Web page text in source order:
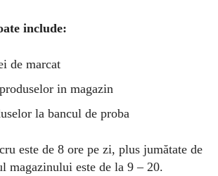
include:
de marcat
in magazin
la bancul de proba
este de 8 ore pe zi, plus jumătate de
magazinului este de la 9 – 20.